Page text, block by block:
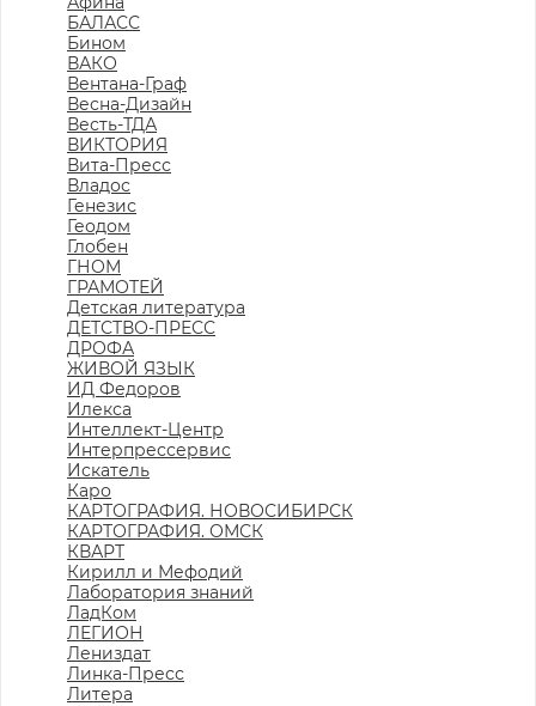
БАЛАСС
Бином
ВАКО
Вентана-Граф
Весна-Дизайн
Весть-ТДА
ВИКТОРИЯ
Вита-Пресс
Владос
Генезис
Геодом
Глобен
ГНОМ
ГРАМОТЕЙ
Детская литература
ДЕТСТВО-ПРЕСС
ДРОФА
ЖИВОЙ ЯЗЫК
ИД Федоров
Илекса
Интеллект-Центр
Интерпрессервис
Искатель
Каро
КАРТОГРАФИЯ. НОВОСИБИРСК
КАРТОГРАФИЯ. ОМСК
КВАРТ
Кирилл и Мефодий
Лаборатория знаний
ЛадКом
ЛЕГИОН
Лениздат
Линка-Пресс
Литера